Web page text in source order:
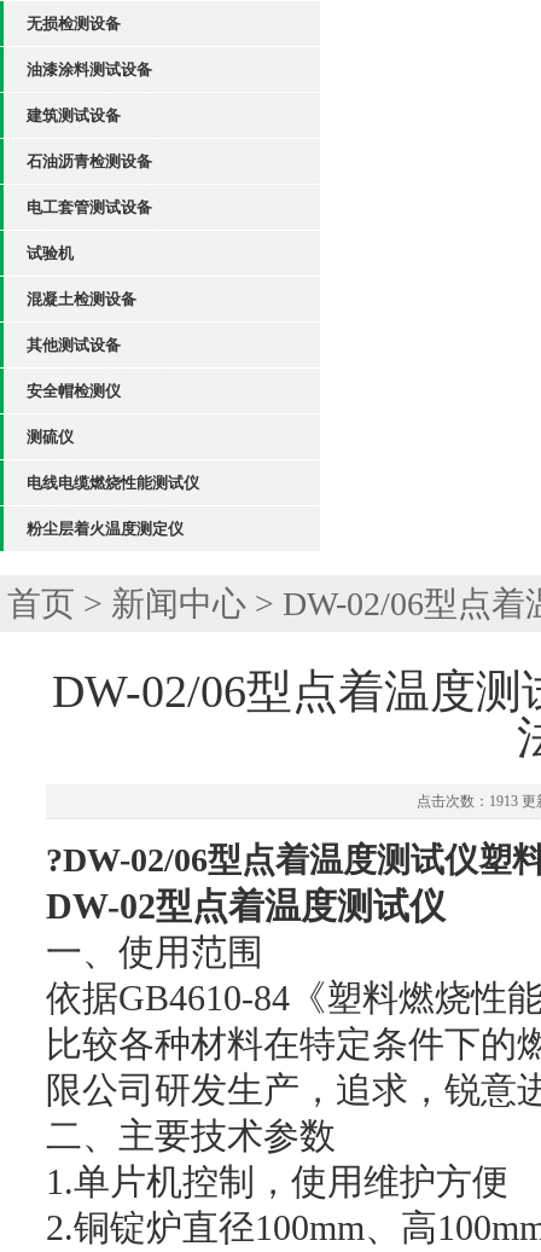
无损检测设备
油漆涂料测试设备
建筑测试设备
石油沥青检测设备
电工套管测试设备
试验机
混凝土检测设备
其他测试设备
安全帽检测仪
测硫仪
电线电缆燃烧性能测试仪
粉尘层着火温度测定仪
首页 > 新闻中心 > ​DW-02/06型点
​DW-02/06型点着温度
点击次数：1913 更
?DW-02/06型点着温度测试仪塑
DW-02型点着温度测试仪
一、使用范围
依据GB4610-84《塑料燃烧性
比较各种材料在特定条件下的
限公司研发生产，追求，锐意
二、主要技术参数
1.单片机控制，使用维护方便
2.铜锭炉直径100mm、高